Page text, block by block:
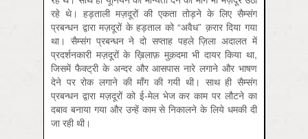
रहे थे। हड़ताली मज़दूरों की एकता तोड़ने के लिए सैम्संग
प्रबन्धन द्वारा मज़दूरों के हड़ताल को “अवैध” क़रार दिया गया
था। सैम्संग प्रबन्धन ने दो सप्ताह पहले ज़िला अदालत में
प्रदर्शनकारी मज़दूरों के ख़िलाफ़ मुक़दमा भी दायर किया था,
जिसमें फैक्ट्री के अन्दर और आसपास नारे लगाने और भाषण
देने पर रोक लगाने की माँग की गयी थी। साथ ही सैम्संग
प्रबन्धन द्वारा मज़दूरों को ई-मेल भेज कर काम पर लौटने का
दबाव बनाया गया और उन्हें काम से निकालने के लिये धमकी दी
जा रही थी।